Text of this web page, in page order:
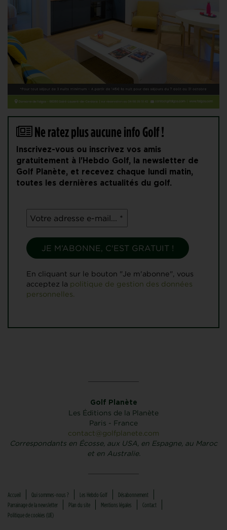
Ne ratez plus aucune info Golf !
Inscrivez-vous ou inscrivez vos amis
gratuitement à l'Hebdo Golf, la newsletter de
Golf Planète, et recevez chaque lundi matin,
toutes les dernières actualités du golf.
En cliquant sur le bouton "Je m'abonne", vous
acceptez la politique de gestion des données
personnelles.
Golf Planète
Les Éditions de la Planète
Paris - France
contact@golfplanete.com
Correspondants en Écosse, aux USA, en Espagne, au Maroc
et en Australie.
Accueil Qui sommes-nous ? Les Hebdo Golf
Désabonnement
Parrainage de la newsletter
Plan du site Mentions légales
Contact
Politique de cookies (UE)